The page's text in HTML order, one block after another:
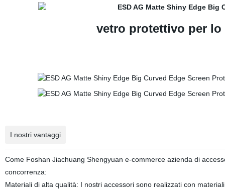
vetro protettivo per
I nostri vantaggi
Come Foshan Jiachuang Shengyuan e-commerce azienda di
concorrenza:
Materiali di alta qualità: I nostri accessori sono realizzati con